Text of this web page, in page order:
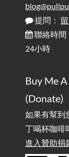
對人體工學的影
Ergonomics: Why
行動網路無法連線
/ Mobile Network
實作相容OpenAI
務 / Implementing
Powered by
雜談：生活小技
/ Talk: Use Velcro
提問：
聯絡時間
24小時
Buy Me
(Donate)
如果有幫到
丁喝杯咖啡
進入贊助捐